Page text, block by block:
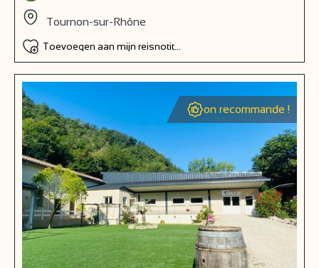
Tournon-sur-Rhône
Toevoegen aan mijn reisnotitieboek
on recommande !